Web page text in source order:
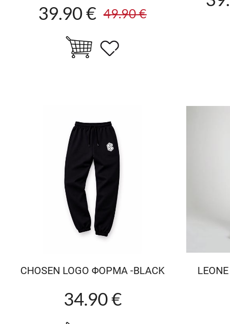
39.90 € 49.90 €
CHOSEN LOGO ΦΟΡΜΑ -BLACK
34.90 €